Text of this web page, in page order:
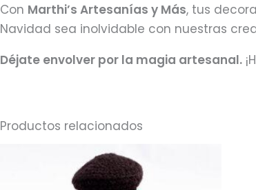
Con Marthi’s Artesanías y Más, tus
Navidad sea inolvidable con nuestras
Déjate envolver por la magia artesanal.
Productos relacionados